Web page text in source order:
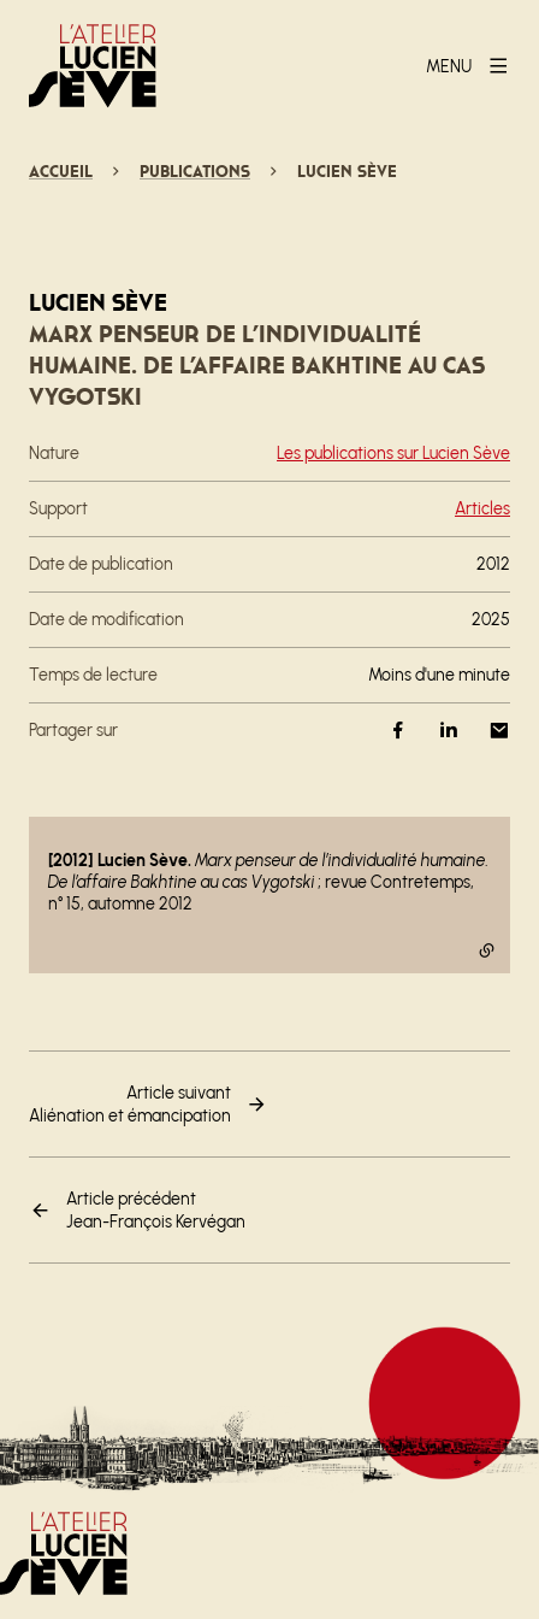
MENU
Accueil Publications Lucien Sève
Lucien Sève
Marx penseur de l’individualité
humaine. De l’affaire Bakhtine au cas
Vygotski
Nature Les publications sur Lucien Sève
Support Articles
Date de publication 2012
Date de modification 2025
Temps de lecture moins d'une minute
Partager sur
- lien externe
[2012] Lucien Sève.Marx penseur de l’individualité humaine.
De l’affaire Bakhtine au cas Vygotski; revue Contretemps,
n° 15, automne 2012
Article précédent
Jean-François Kervégan
Article suivant
Aliénation et émancipation